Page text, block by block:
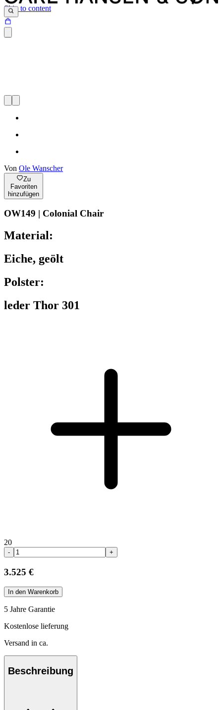
Skip to content
Von Ole Wanscher
Zu
Favoriten
hinzufügen
OW149 | Colonial Chair
Material:
Eiche, geölt
Polster:
leder Thor 301
20
- +
3.525 €
In den Warenkorb
5 Jahre Garantie
Kostenlose lieferung
Versand in ca.
Beschreibung